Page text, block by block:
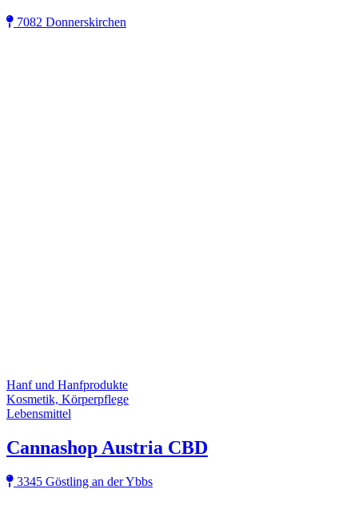
7082 Donnerskirchen
Hanf und Hanfprodukte
Kosmetik, Körperpflege
Lebensmittel
Cannashop Austria CBD
3345 Göstling an der Ybbs